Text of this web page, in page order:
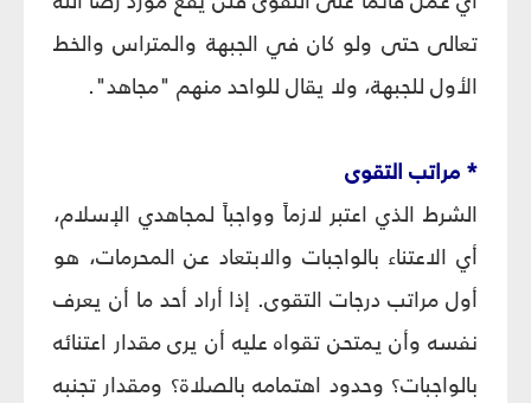
تعالى حتى ولو كان في الجبهة والمتراس والخط
الأول للجبهة، ولا يقال للواحد منهم "مجاهد".
* مراتب التقوى‏
الشرط الذي اعتبر لازماً وواجباً لمجاهدي الإسلام،
أي الاعتناء بالواجبات والابتعاد عن المحرمات، هو
أول مراتب درجات التقوى. إذا أراد أحد ما أن يعرف
نفسه وأن يمتحن تقواه عليه أن يرى مقدار اعتنائه
بالواجبات؟ وحدود اهتمامه بالصلاة؟ ومقدار تجنبه